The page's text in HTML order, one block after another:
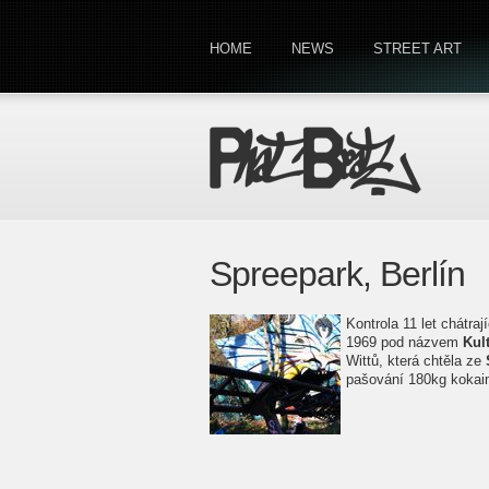
HOME NEWS STREET ART
Spreepark, Berlín
Kontrola 11 let
1969 pod názvem
Wittů, která chtěla ze
pašování 180kg